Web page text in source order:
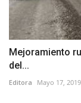
Mejoramiento
del...
Editora Mayo 17, 2019